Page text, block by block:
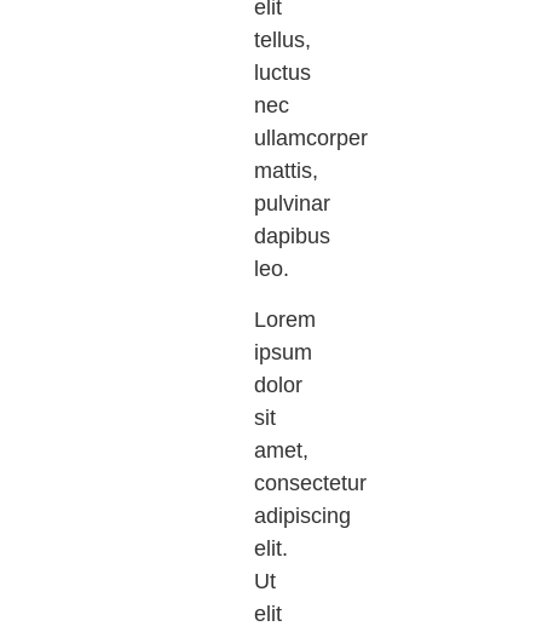
elit
tellus,
luctus
nec
ullamcorper
mattis,
pulvinar
dapibus
leo.
Lorem
ipsum
dolor
sit
amet,
consectetur
adipiscing
elit.
Ut
elit